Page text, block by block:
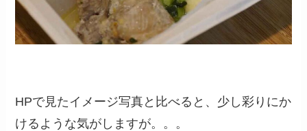
HPで見たイメージ写真と比べると、少し彩りにか
けるような気がしますが。。。